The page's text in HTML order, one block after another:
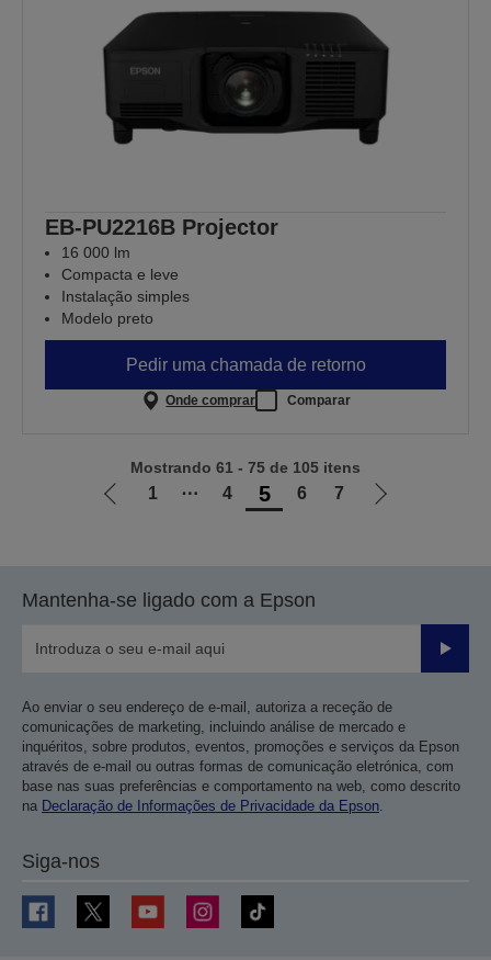
EB-PU2216B Projector
16 000 lm
Compacta e leve
Instalação simples
Modelo preto
Pedir uma chamada de retorno
Onde comprar Comparar
Ir
anterior
1 ⋯ 4 5 6 7
Ir
Mostrando 61 - 75 de 105 itens
Mantenha-se ligado com a Epson
Enviar
Ao enviar o seu endereço de e-mail, autoriza a receção de
comunicações de marketing, incluindo análise de mercado e
inquéritos, sobre produtos, eventos, promoções e serviços da Epson
através de e-mail ou outras formas de comunicação eletrónica, com
base nas suas preferências e comportamento na web, como descrito
na Declaração de Informações de Privacidade da Epson.
Siga-nos